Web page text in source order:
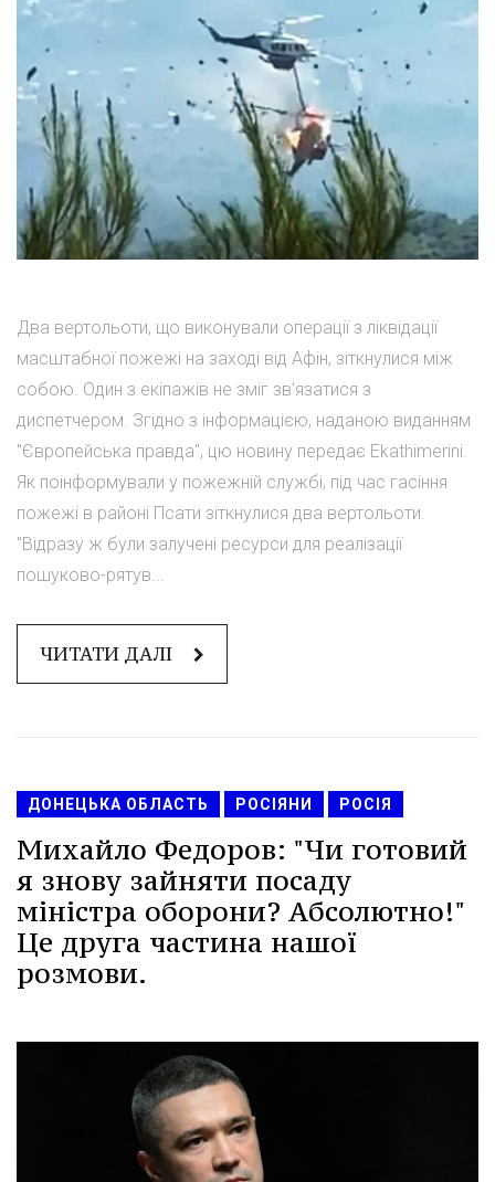
Два вертольоти, що виконували операції з ліквідації
масштабної пожежі на заході від Афін, зіткнулися між
собою. Один з екіпажів не зміг зв'язатися з
диспетчером. Згідно з інформацією, наданою виданням
"Європейська правда", цю новину передає Ekathimerini.
Як поінформували у пожежній службі, під час гасіння
пожежі в районі Псати зіткнулися два вертольоти.
"Відразу ж були залучені ресурси для реалізації
пошуково-рятув...
ЧИТАТИ ДАЛІ
ДОНЕЦЬКА ОБЛАСТЬ РОСІЯНИ РОСІЯ
Михайло Федоров: "Чи готовий
я знову зайняти посаду
міністра оборони? Абсолютно!"
Це друга частина нашої
розмови.